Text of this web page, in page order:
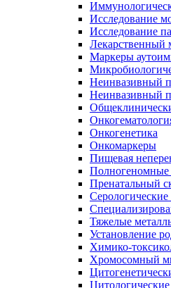
Исследование
Исследование
Лекарственный
Маркеры
Неинвазивный
Неинвазивный
Онкогенетика
Онкомаркеры
Пищевая
Полногеномные
Пренатальный
Тяжелые
Установление
Химико-
Хромосомный